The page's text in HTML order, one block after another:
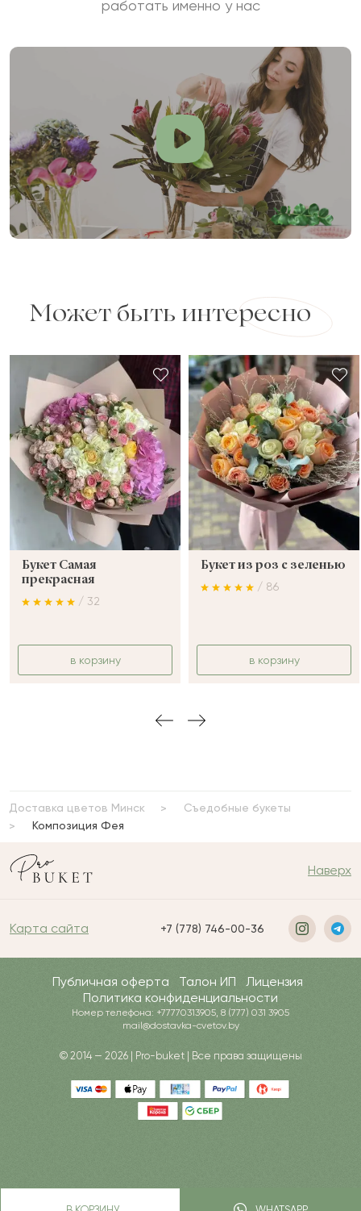
работать именно у нас
Может быть интересно
Букет Самая
прекрасная
/ 32
в корзину
Букет из роз с зеленью
/ 86
в корзину
Доставка цветов Минск
Съедобные букеты
Композиция Фея
Наверх
Карта сайта +7 (778) 746-00-36
Публичная оферта Талон ИП
Лицензия
Политика конфиденциальности
Номер телефона: +77770313905, 8 (777) 031 3905
mail@dostavka-cvetov.by
© 2014 — 2026 | Pro-buket | Все права защищены